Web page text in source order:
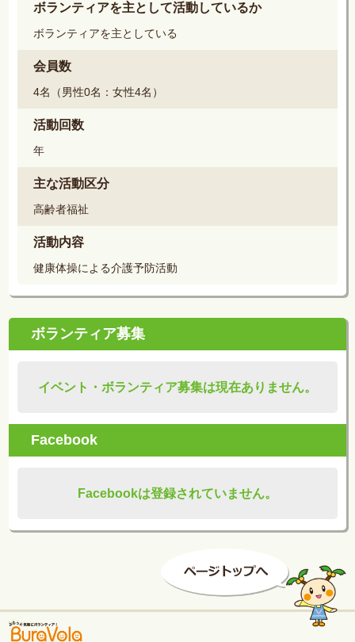
ボランティアを主として活動しているか
ボランティアを主としている
会員数
4名（男性0名：女性4名）
活動回数
年
主な活動区分
高齢者福祉
活動内容
健康体操による介護予防活動
ボランティア募集
イベント・ボランティア募集は現在ありません。
Facebook
Facebookは登録されていません。